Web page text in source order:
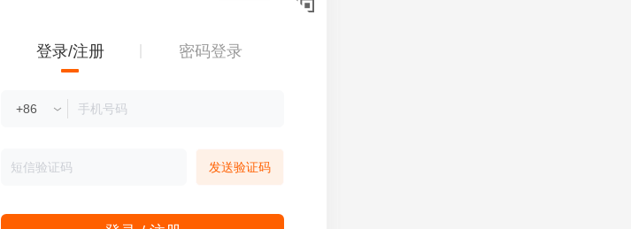
登录/注册 密码登录
发送验证码